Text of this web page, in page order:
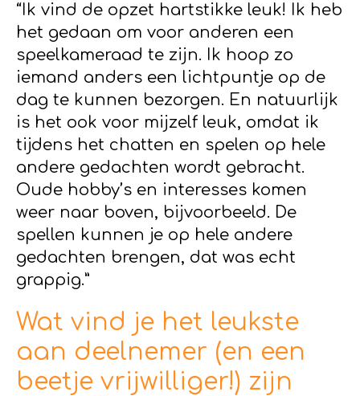
“Ik vind de opzet hartstikke leuk! Ik heb
het gedaan om voor anderen een
speelkameraad te zijn. Ik hoop zo
iemand anders een lichtpuntje op de
dag te kunnen bezorgen. En natuurlijk
is het ook voor mijzelf leuk, omdat ik
tijdens het chatten en spelen op hele
andere gedachten wordt gebracht.
Oude hobby’s en interesses komen
weer naar boven, bijvoorbeeld. De
spellen kunnen je op hele andere
gedachten brengen, dat was echt
grappig.”
Wat vind je het leukste
aan deelnemer (en een
beetje vrijwilliger!) zijn